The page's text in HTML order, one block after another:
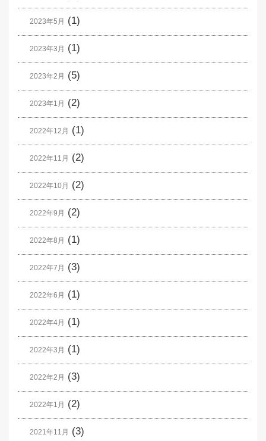
2023年5月 (1)
2023年3月 (1)
2023年2月 (5)
2023年1月 (2)
2022年12月 (1)
2022年11月 (2)
2022年10月 (2)
2022年9月 (2)
2022年8月 (1)
2022年7月 (3)
2022年6月 (1)
2022年4月 (1)
2022年3月 (1)
2022年2月 (3)
2022年1月 (2)
2021年11月 (3)